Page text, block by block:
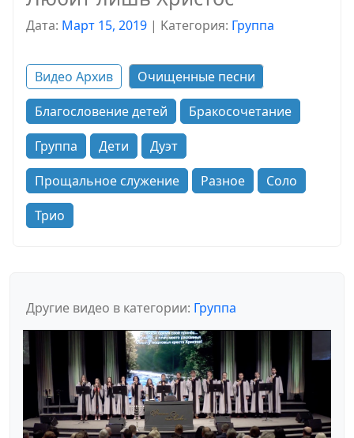
Дата: Март 15, 2019 | Kатегория: Группа
Видео Архив
Очищенные песни
Благословение детей
Бракосочетание
Группа
Дети
Дуэт
Прощальное служение
Разное
Соло
Трио
Другие видео в категории: Группа